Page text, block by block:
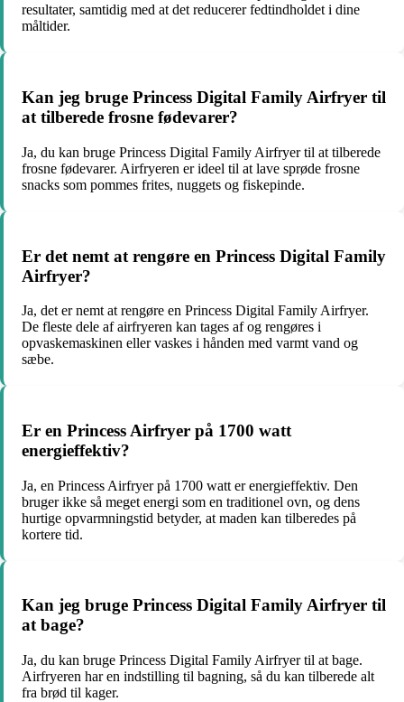
resultater, samtidig med at det reducerer fedtindholdet i dine
måltider.
Kan jeg bruge Princess Digital Family Airfryer til
at tilberede frosne fødevarer?
Ja, du kan bruge Princess Digital Family Airfryer til at tilberede
frosne fødevarer. Airfryeren er ideel til at lave sprøde frosne
snacks som pommes frites, nuggets og fiskepinde.
Er det nemt at rengøre en Princess Digital Family
Airfryer?
Ja, det er nemt at rengøre en Princess Digital Family Airfryer.
De fleste dele af airfryeren kan tages af og rengøres i
opvaskemaskinen eller vaskes i hånden med varmt vand og
sæbe.
Er en Princess Airfryer på 1700 watt
energieffektiv?
Ja, en Princess Airfryer på 1700 watt er energieffektiv. Den
bruger ikke så meget energi som en traditionel ovn, og dens
hurtige opvarmningstid betyder, at maden kan tilberedes på
kortere tid.
Kan jeg bruge Princess Digital Family Airfryer til
at bage?
Ja, du kan bruge Princess Digital Family Airfryer til at bage.
Airfryeren har en indstilling til bagning, så du kan tilberede alt
fra brød til kager.